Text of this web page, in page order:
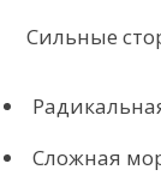
Сильные
Сложная